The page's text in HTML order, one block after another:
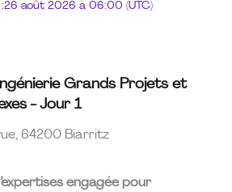
26 août 2026 à 06:00 (UTC)
Grands Projets et
- Jour 1
64200 Biarritz
engagée pour